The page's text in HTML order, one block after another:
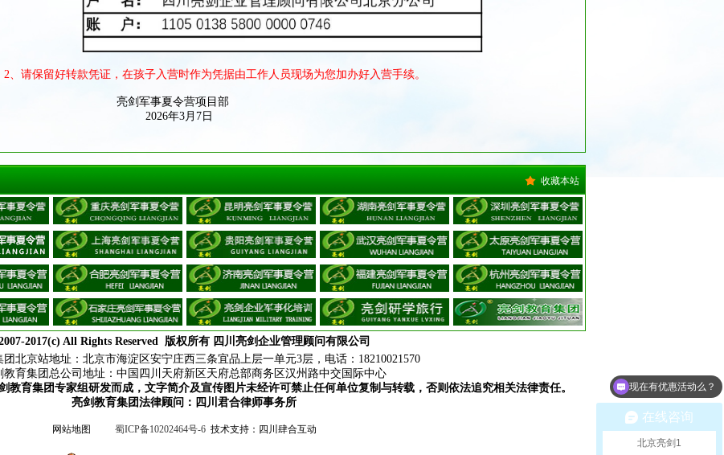
2、请保留好转款凭证，在孩子入营时作为凭据由工作人员现场为您加办好入营手续。
亮剑军事夏令营项目部
2026年3月7日
收藏本站
2017(c) All Rights Reserved 版权所有 四川亮剑企业管理顾问有限公司
团 北京站地址：北京市海淀区安宁庄西三条宜品上层一单元3层，电话：18210021570
教育集团总公司地址： 中国四川天府新区天府总部商务区汉州路中交国际中心
教育集团专家组研发而成，文字简介及宣传图片未经许可禁止任何单位复制与转载，否则依法追究相关法律责任。
亮剑教育集团法律顾问：四川君合律师事务所
网站地图 蜀ICP备10202464号-6技术支持： 四川肆合互动
在线咨询
北京亮剑1
现在有优惠活动么？